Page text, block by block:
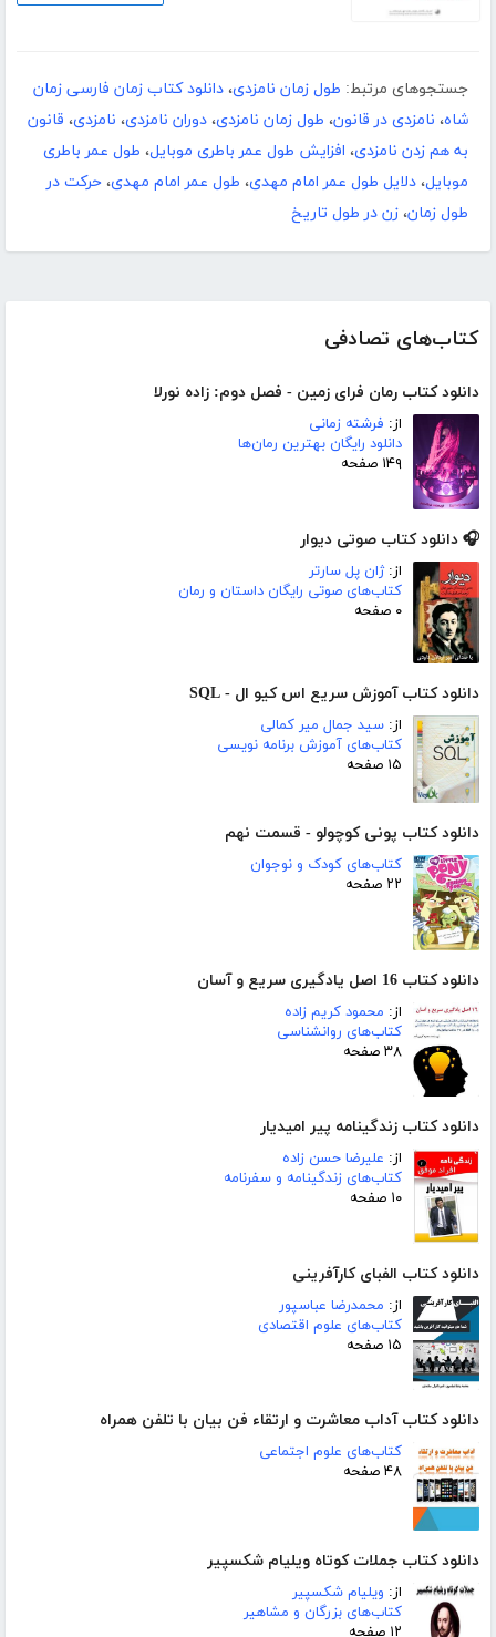
کتاب‌های تصادفی
دانلود کتاب رمان فرای زمین - فصل دوم: زاده نورلا
از: فرشته زمانی
دانلود رایگان بهترین رمان‌ها
۱۴۹ صفحه
🎧 دانلود کتاب صوتی دیوار
از:ژان پل سارتر
کتاب‌های صوتی رایگان داستان و رمان
۰ صفحه
دانلود کتاب آموزش سریع اس کیو ال - SQL
از: سید جمال میر کمالی
کتاب‌های آموزش برنامه نویسی
۱۵ صفحه
دانلود کتاب پونی کوچولو - قسمت نهم
کتاب‌های کودک و نوجوان
۲۲ صفحه
دانلود کتاب 16 اصل یادگیری سریع و آسان
از: محمود کریم زاده
کتاب‌های روانشناسی
۳۸ صفحه
دانلود کتاب زندگینامه پیر امیدیار
از: علیرضا حسن زاده
کتاب‌های زندگینامه و سفرنامه
۱۰ صفحه
دانلود کتاب الفبای کارآفرینی
از: محمدرضا عباسپور
کتاب‌های علوم اقتصادی
۱۵ صفحه
دانلود کتاب آداب معاشرت و ارتقاء فن بیان با تلفن همراه
کتاب‌های علوم اجتماعی
۴۸ صفحه
دانلود کتاب جملات کوتاه ویلیام شکسپیر
از: ویلیام شکسپیر
کتاب‌های بزرگان و مشاهیر
۱۲ صفحه
جستجوهای مرتبط: طول زمان نامزدی، دانلود کتاب زمان فارسی زمان
شاه، نامزدی در قانون، طول زمان نامزدی، دوران نامزدی، نامزدی، قانون
به هم زدن نامزدی، افزایش طول عمر باطری موبایل، طول عمر باطری
موبایل، دلایل طول عمر امام مهدی، طول عمر امام مهدی، حرکت در
طول زمان، زن در طول تاریخ